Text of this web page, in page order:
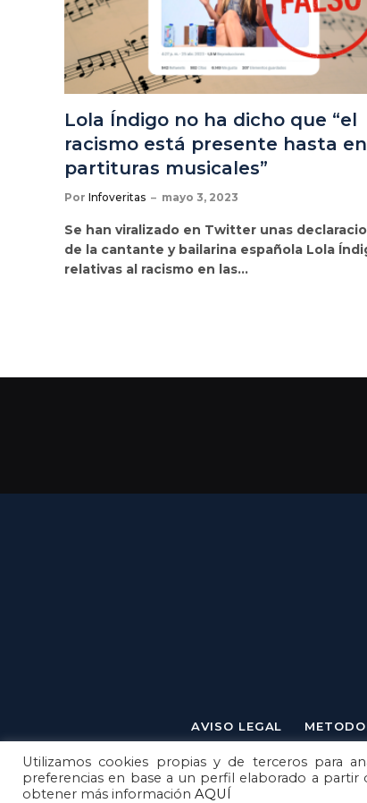
Lola Índigo no ha dicho que “el
racismo está presente hasta
partituras musicales”
Por Infoveritas mayo 3, 2023
Se han viralizado en Twitter unas
de la cantante y bailarina española Lola
relativas al racismo en las…
AVISO LEGAL
Utilizamos cookies propias y de terceros para
preferencias en base a un perfil elaborado a partir
obtener más información AQUÍ